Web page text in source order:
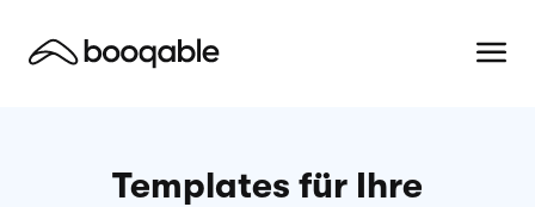
Templates für Ihre